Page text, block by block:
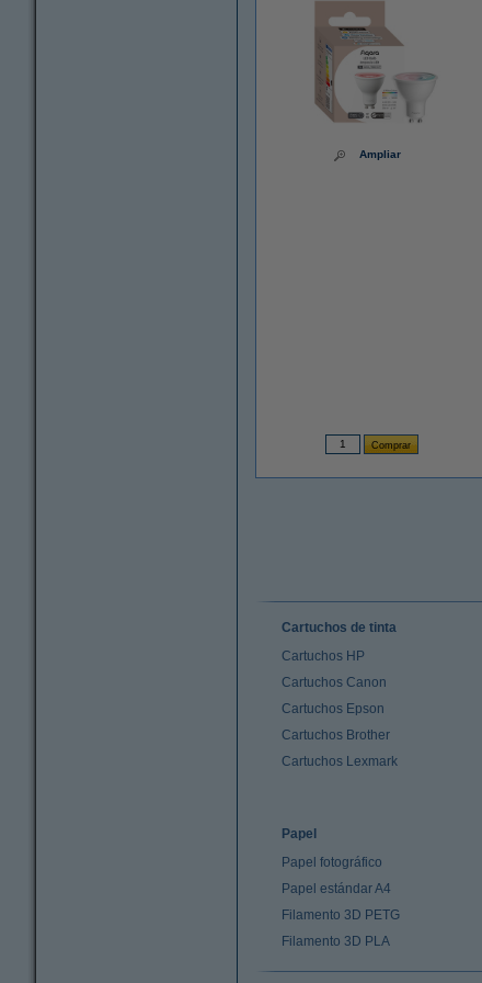
Ampliar
Cartuchos de tinta
Cartuchos HP
Cartuchos Canon
Cartuchos Epson
Cartuchos Brother
Cartuchos Lexmark
Papel
Papel fotográfico
Papel estándar A4
Filamento 3D PETG
Filamento 3D PLA